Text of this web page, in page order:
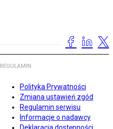
REGULAMIN
Polityka Prywatności
Zmiana ustawień zgód
Regulamin serwisu
Informacje o nadawcy